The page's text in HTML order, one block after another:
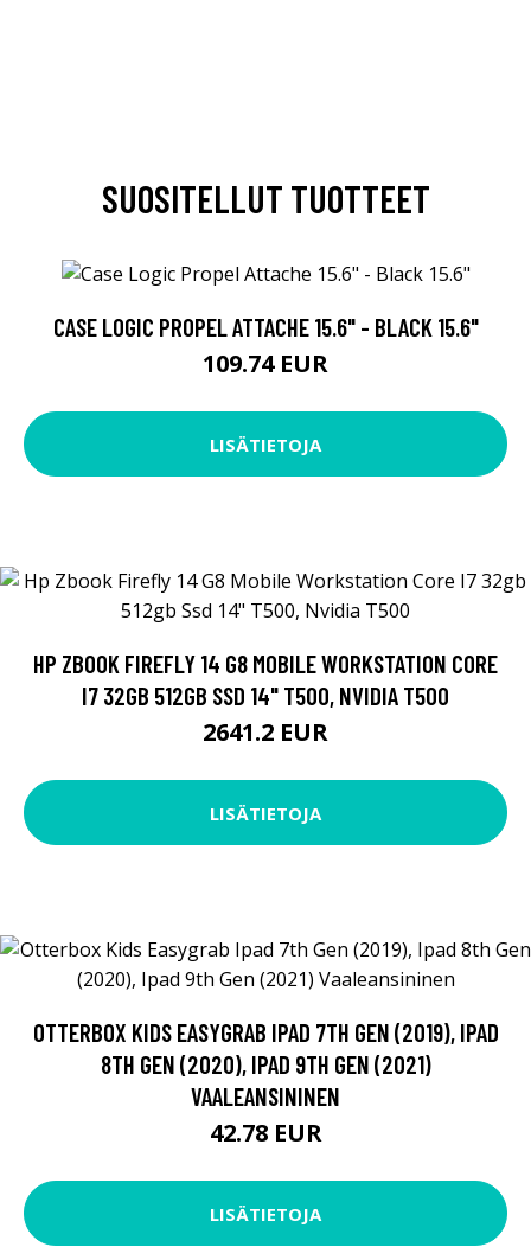
SUOSITELLUT TUOTTEET
CASE LOGIC PROPEL ATTACHE 15.6" - BLACK 15.6"
109.74 EUR
LISÄTIETOJA
HP ZBOOK FIREFLY 14 G8 MOBILE WORKSTATION CORE
I7 32GB 512GB SSD 14" T500, NVIDIA T500
2641.2 EUR
LISÄTIETOJA
OTTERBOX KIDS EASYGRAB IPAD 7TH GEN (2019), IPAD
8TH GEN (2020), IPAD 9TH GEN (2021)
VAALEANSININEN
42.78 EUR
LISÄTIETOJA